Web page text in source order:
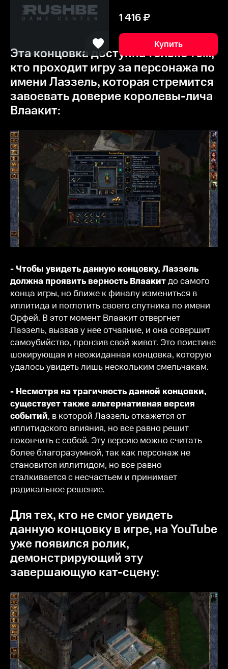
1 416₽
Купить
Эта концовка доступна только тем,
кто проходит игру за персонажа по
имени Лаэзель, которая стремится
завоевать доверие королевы-лича
Влаакит:
- Чтобы увидеть данную концовку, Лаэзель
должна проявить верность Влаакитдо самого
конца игры, но ближе к финалу измениться в
иллитида и поглотить своего спутника по имени
Орфей. В этот момент Влаакит отвергнет
Лаэзель, вызвав у нее отчаяние, и она совершит
самоубийство, пронзив свой живот. Это поистине
шокирующая и неожиданная концовка, которую
удалось увидеть лишь нескольким смельчакам.
- Несмотря на трагичность данной концовки,
существует также альтернативная версия
событий, в которой Лаэзель откажется от
иллитидского влияния, но все равно решит
покончить с собой. Эту версию можно считать
более благоразумной, так как персонаж не
становится иллитидом, но все равно
сталкивается с несчастьем и принимает
радикальное решение.
Для тех, кто не смог увидеть
данную концовку в игре, на YouTube
уже появился ролик,
демонстрирующий эту
завершающую кат-сцену: